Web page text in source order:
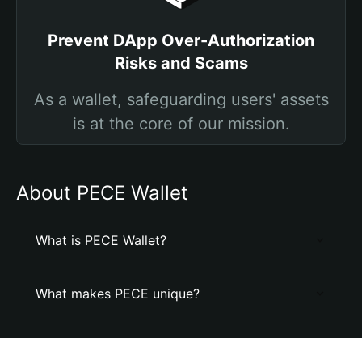
Prevent DApp Over-Authorization
Risks and Scams
As a wallet, safeguarding users' assets
is at the core of our mission.
About PECE Wallet
What is PECE Wallet?
What makes PECE unique?